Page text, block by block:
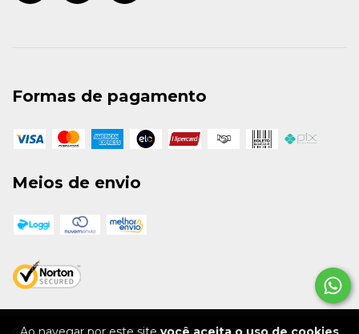
Formas de pagamento
Meios de envio
Copyright BRABOIS SKATEBOARDING - 36163318000130 - 2026.